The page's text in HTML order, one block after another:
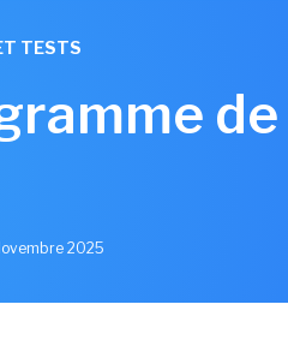
TESTS
de
2025